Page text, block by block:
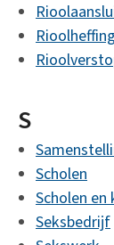
Rioolheffing
S
Scholen
Scholen
Seksbedrijf